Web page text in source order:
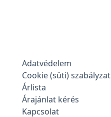
Adatvédelem
Cookie (süti) szabályzat
Árlista
Árajánlat kérés
Kapcsolat